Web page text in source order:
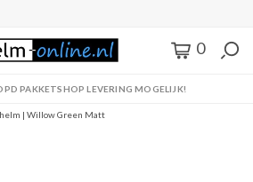
0
PAKKETSHOP LEVERING MOGELIJK!
| Willow Green Matt